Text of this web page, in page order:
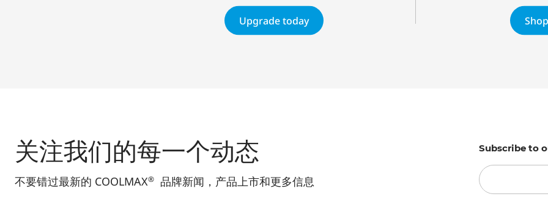
Upgrade today
关注我们的每一个动态
不要错过最新的 COOLMAX® 品牌新闻，产品上市和更多信息
Subscribe to